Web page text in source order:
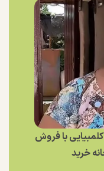
زن ۶۷ ساله کلمبیایی با فروش
خرید